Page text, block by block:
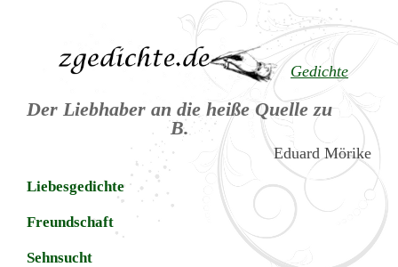
Gedichte
Der Liebhaber an die heiße Quelle zu
B.
Eduard Mörike
Liebesgedichte
Freundschaft
Sehnsucht